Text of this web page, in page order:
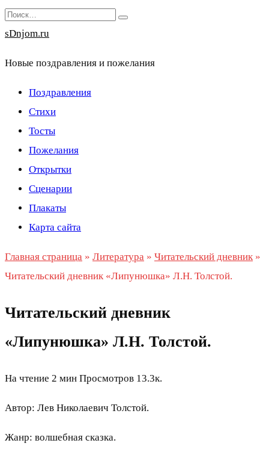
Перейти
к
Search
for:
sDnjom.ru
Новые поздравления и пожелания
Поздравления
Стихи
Тосты
Пожелания
Открытки
Сценарии
Плакаты
Карта сайта
Главная страница » Литература » Читательский дневник »
Читательский дневник «Липунюшка» Л.Н. Толстой.
Читательский дневник
«Липунюшка» Л.Н. Толстой.
На чтение 2 мин Просмотров 13.3к.
Автор: Лев Николаевич Толстой.
Жанр: волшебная сказка.